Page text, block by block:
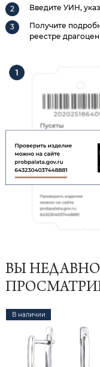
Введите УИН,
Получите
реестре
ВЫ НЕДАВНО
В наличии